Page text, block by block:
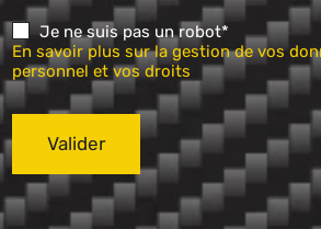
Je ne suis pas un robot*
En savoir plus sur la gestion de vos
personnel et vos droits
Valider